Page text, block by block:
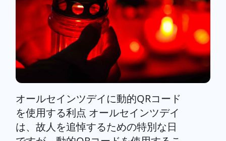
オールセインツデイに動的QRコード
を使用する利点 オールセインツデイ
は、故人を追悼するための特別な日